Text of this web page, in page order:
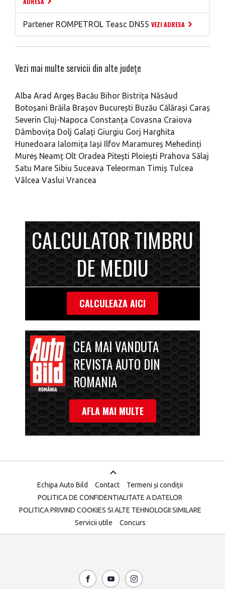
Partener ROMPETROL Teasc DN55 VEZI ADRESA
Vezi mai multe servicii din alte județe
Alba Arad Argeș Bacău Bihor Bistrița Năsăud
Botoșani Brăila Brașov București Buzău Călărași Caraș
Severin Cluj-Napoca Constanța Covasna Craiova
Dâmbovița Dolj Galați Giurgiu Gorj Harghita
Hunedoara Ialomița Iași Ilfov Maramureș Mehedinți
Mureș Neamț Olt Oradea Pitești Ploiești Prahova Sălaj
Satu Mare Sibiu Suceava Teleorman Timiș Tulcea
Vâlcea Vaslui Vrancea
CALCULATOR TIMBRU
DE MEDIU
CALCULEAZA AICI
CEA MAI VANDUTA
REVISTA AUTO DIN
ROMANIA
AFLA MAI MULTE
Echipa Auto Bild Contact
Termeni și condiții
POLITICA DE CONFIDENTIALITATE A DATELOR
POLITICA PRIVIND COOKIES SI ALTE TEHNOLOGII SIMILARE
Servicii utile
Concurs